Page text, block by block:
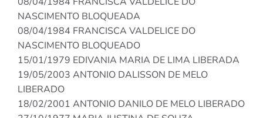
NASCIMENTO BLOQUEADA
08/04/1984 FRANCISCA VALDELICE DO
NASCIMENTO BLOQUEADO
15/01/1979 EDIVANIA MARIA DE LIMA LIBERADA
19/05/2003 ANTONIO DALISSON DE MELO
LIBERADO
18/02/2001 ANTONIO DANILO DE MELO LIBERADO